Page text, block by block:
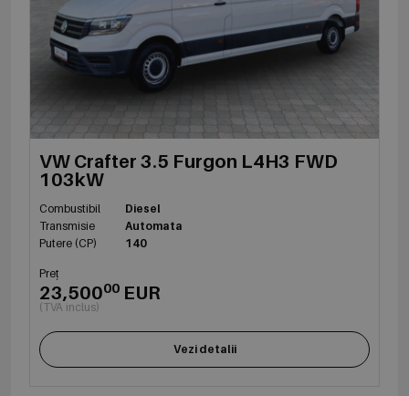
VW Crafter 3.5 Furgon L4H3 FWD
103kW
Combustibil
Diesel
Transmisie
Automata
Putere (CP)
140
Preț
23,50000 EUR
(TVA inclus)
Vezi detalii